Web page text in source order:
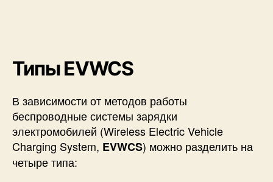
Типы EVWCS
В зависимости от методов работы
беспроводные системы зарядки
электромобилей (Wireless Electric Vehicle
Charging System, EVWCS) можно разделить на
четыре типа: